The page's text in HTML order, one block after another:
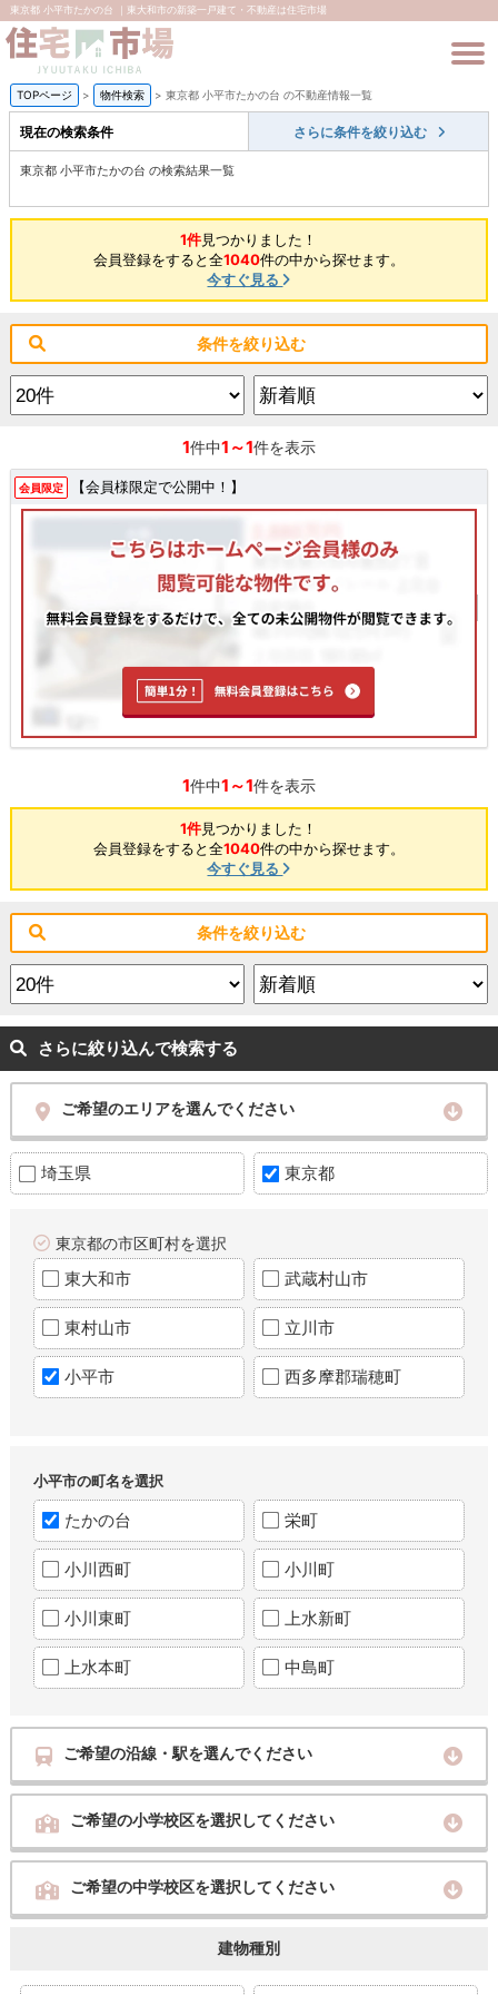
東京都 小平市たかの台 ｜東大和市の新築一戸建て・不動産は住宅市場
TOPページ > 物件検索 > 東京都 小平市たかの台 の不動産情報一覧
現在の検索条件 さらに条件を絞り込む
東京都 小平市たかの台 の検索結果一覧
1件見つかりました！
会員登録をすると全1040件の中から探せます。
今すぐ見る
条件を絞り込む
1件中1～1件を表示
会員限定 【会員様限定で公開中！】
1件中1～1件を表示
1件見つかりました！
会員登録をすると全1040件の中から探せます。
今すぐ見る
条件を絞り込む
さらに絞り込んで検索する
ご希望のエリアを選んでください
埼玉県 東京都
東京都の市区町村を選択
東大和市 武蔵村山市
東村山市 立川市
小平市 西多摩郡瑞穂町
小平市の町名を選択
たかの台 栄町
小川西町 小川町
小川東町 上水新町
上水本町 中島町
ご希望の沿線・駅を選んでください
ご希望の小学校区を選択してください
ご希望の中学校区を選択してください
建物種別